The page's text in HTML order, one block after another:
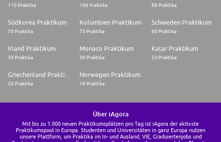
110 Praktika 106 Praktika 89 Praktika
Südkorea Praktikum
76 Praktika
Kolumbien Praktikum
75 Praktika
Schweden Praktikum
60 Praktika
Irland Praktikum
39 Praktika
Monaco Praktikum
36 Praktika
Katar Praktikum
23 Praktika
20 Praktika
Norwegen Praktikum
16 Praktika
Über iAgora
Mit bis zu 1.000 neuen Praktikumsplätzen pro Tag ist iAgora der aktivste
Praktikumspool in Europa. Studenten und Universitäten in ganz Europa nutzen
unsere Plattform, um Praktika im In- und Ausland, VIE, Graduiertenjobs und